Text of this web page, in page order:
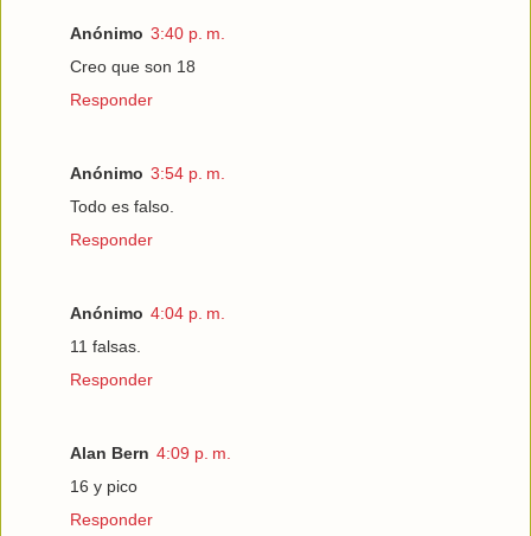
Anónimo 3:40 p. m.
Creo que son 18
Responder
Anónimo 3:54 p. m.
Todo es falso.
Responder
Anónimo 4:04 p. m.
11 falsas.
Responder
Alan Bern 4:09 p. m.
16 y pico
Responder